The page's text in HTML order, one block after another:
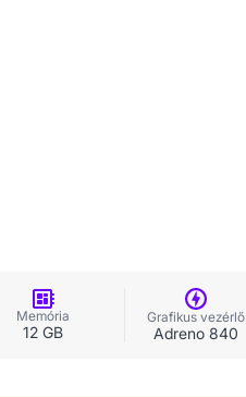
Memória
12 GB
Grafikus vezérlő
Adreno 840